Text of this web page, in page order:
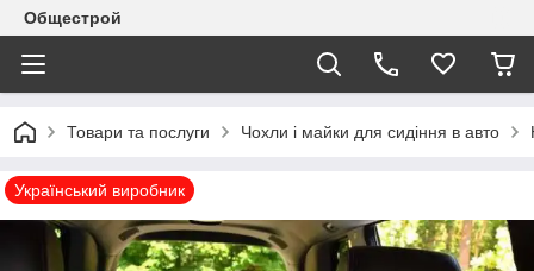
Общестрой
Товари та послуги Чохли і майки для сидіння в авто
Український виробник